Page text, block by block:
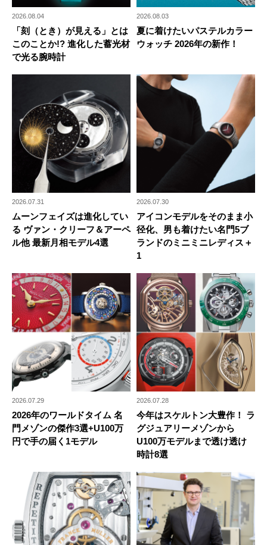
2026.08.04
「刻（とき）が見える」とは
このことか!? 進化した蓄光材
で光る腕時計
2026.08.03
夏に着けたいパステルカラー
ウォッチ 2026年の新作！
2026.07.31
ムーンフェイズは進化してい
る ヴァン・クリーフ＆アーペ
ル他 最新月相モデル4選
2026.07.30
アイコンモデルをそのまま小
径化、男も着けたい名門5ブ
ランドのミニミニレディス＋
1
2026.07.29
2026年のワールドタイム 名
門メゾンの傑作3選+U100万
円で手の届く1モデル
2026.07.28
今年はスケルトン大豊作！ ラ
グジュアリーメゾンから
U100万モデルまで透け透け
時計8選